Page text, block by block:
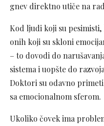
gnev direktno utiče na
Kod ljudi koji su
onih koji su skloni
– to dovodi do
sistema i uopšte do
Doktori su odavno
sa emocionalnom sferom.
Ukoliko čovek ima